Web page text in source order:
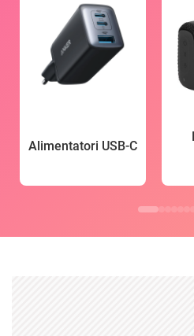
Alimentatori USB-C